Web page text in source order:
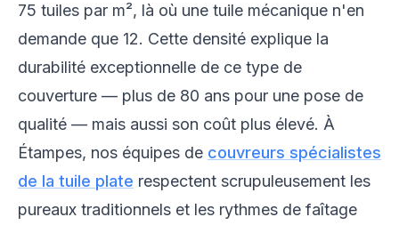
75 tuiles par m², là où une tuile mécanique n'en
demande que 12. Cette densité explique la
durabilité exceptionnelle de ce type de
couverture — plus de 80 ans pour une pose de
qualité — mais aussi son coût plus élevé. À
Étampes, nos équipes de couvreurs spécialistes
de la tuile plate respectent scrupuleusement les
pureaux traditionnels et les rythmes de faîtage